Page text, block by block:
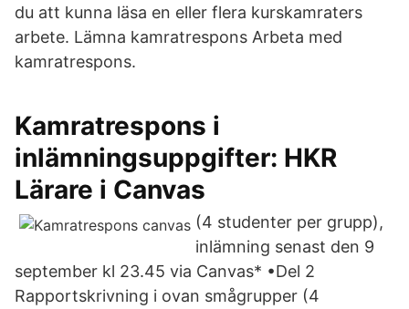
du att kunna läsa en eller flera kurskamraters
arbete. Lämna kamratrespons Arbeta med
kamratrespons.
Kamratrespons i
inlämningsuppgifter: HKR
Lärare i Canvas
(4 studenter per grupp),
inlämning senast den 9
september kl 23.45 via Canvas* •Del 2
Rapportskrivning i ovan smågrupper (4